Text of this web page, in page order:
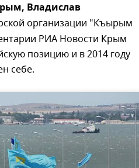
Владислав
организации "Къырым
РИА Новости Крым
позицию и в 2014 году
себе.